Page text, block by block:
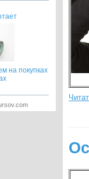
на покупках